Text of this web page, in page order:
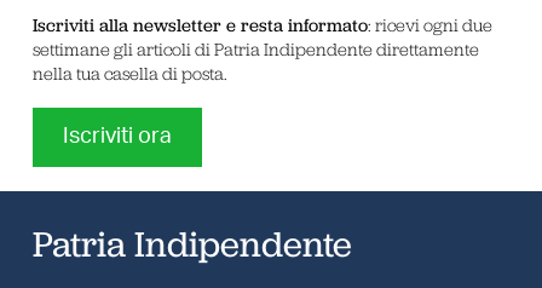
Iscriviti alla newsletter e resta informato: ricevi ogni due
settimane gli articoli di Patria Indipendente direttamente
nella tua casella di posta.
Iscriviti ora
Patria Indipendente